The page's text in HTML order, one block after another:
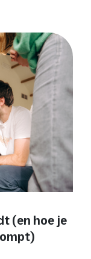
(en hoe je